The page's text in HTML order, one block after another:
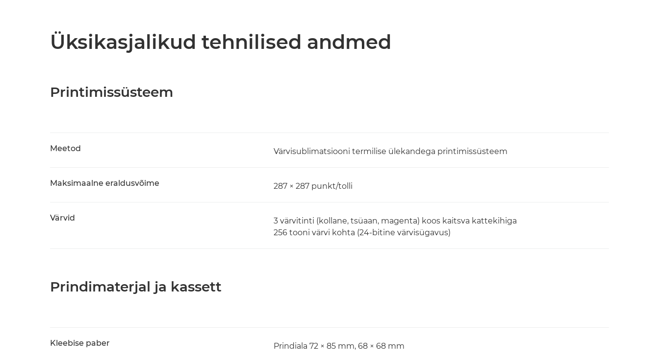
Üksikasjalikud tehnilised andmed
Printimissüsteem
Meetod Värvisublimatsiooni termilise ülekandega printimissüsteem
Maksimaalne eraldusvõime 287 × 287 punkt/tolli
Värvid
3 värvitinti (kollane, tsüaan, magenta) koos kaitsva kattekihiga
256 tooni värvi kohta (24-bitine värvisügavus)
Prindimaterjal ja kassett
Kleebise paber Prindiala 72 × 85 mm, 68 × 68 mm